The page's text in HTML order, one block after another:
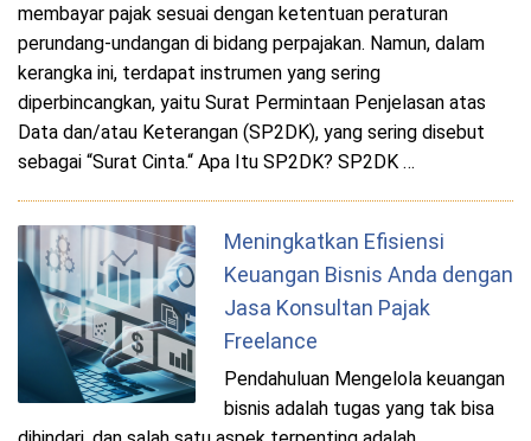
membayar pajak sesuai dengan ketentuan peraturan
perundang-undangan di bidang perpajakan. Namun, dalam
kerangka ini, terdapat instrumen yang sering
diperbincangkan, yaitu Surat Permintaan Penjelasan atas
Data dan/atau Keterangan (SP2DK), yang sering disebut
sebagai “Surat Cinta.“ Apa Itu SP2DK? SP2DK …
Meningkatkan Efisiensi
Keuangan Bisnis Anda dengan
Jasa Konsultan Pajak
Freelance
Pendahuluan Mengelola keuangan
bisnis adalah tugas yang tak bisa